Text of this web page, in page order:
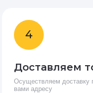
4
Доставляем
Осуществляем доставку
вами адресу